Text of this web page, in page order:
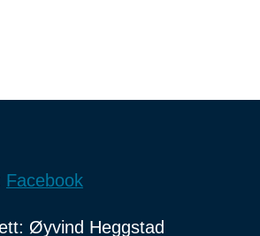
Facebook
Øyvind Heggstad